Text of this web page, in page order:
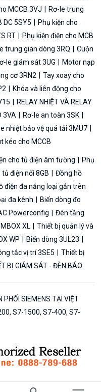
MCCB 3VJ
Rơ-le trung
DC 5SY5
Phụ kiện cho
RT
Phụ kiện điện cho MCB
trung gian dòng 3RQ
Cuộn
le giám sát 3UG
Motor nạp
cơ 3RN2
Tay xoay cho
Khóa và liên động cho
RELAY NHIỆT VÀ RELAY
3VA
Rơ-le an toàn 3SK
nhiệt bảo vệ quá tải 3MU7
kéo cho MCCB
cho tủ điện âm tường
Phụ
tủ điện nổi 8GB
Đồng hồ
điện đa năng loại gắn trên
đa kênh
Biến dòng đo
Powerconfig
Đèn tầng
XL
Thiết bị quản lý và
WP
Biến dòng 3UL23
tắc vị trí 3SE5
Thiết bị
BỊ GIÁM SÁT - ĐÈN BÁO
SIEMENS TẠI VIỆT
S7-1500, S7-400, S7-